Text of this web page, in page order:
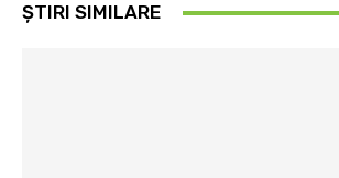
ȘTIRI SIMILARE